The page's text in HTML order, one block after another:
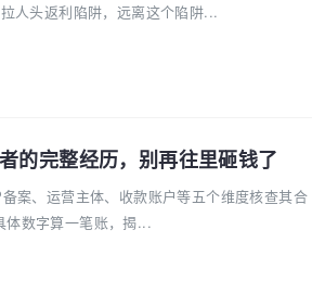
人头返利陷阱，远离这个陷阱...
完整经历，别再往里砸钱了
案、运营主体、收款账户等五个维度核查其合
体数字算一笔账，揭...